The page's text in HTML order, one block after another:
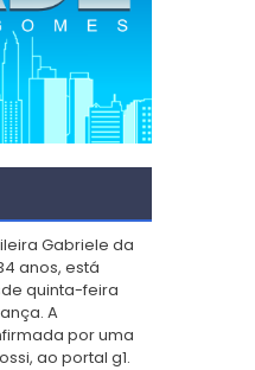
Gabriele da
anos, está
quinta-feira
A
por uma
ao portal g1.